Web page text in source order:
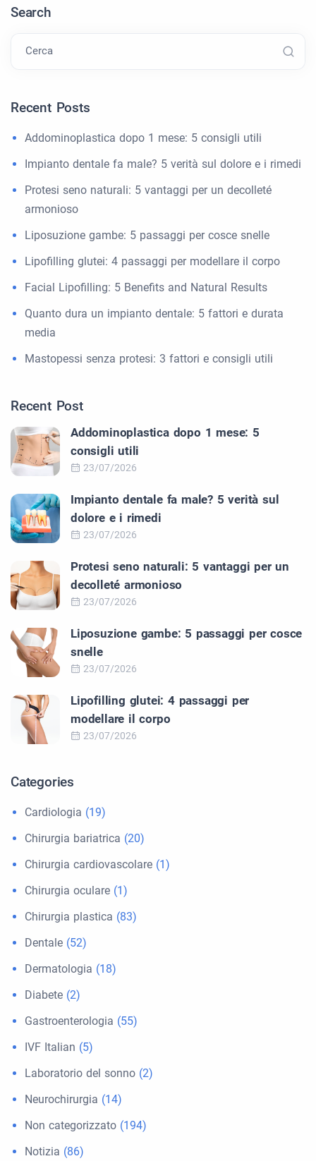
Search
Cerca
Recent Posts
Addominoplastica dopo 1 mese: 5 consigli utili
Impianto dentale fa male? 5 verità sul dolore e i rimedi
Protesi seno naturali: 5 vantaggi per un decolleté
armonioso
Liposuzione gambe: 5 passaggi per cosce snelle
Lipofilling glutei: 4 passaggi per modellare il corpo
Facial Lipofilling: 5 Benefits and Natural Results
Quanto dura un impianto dentale: 5 fattori e durata
media
Mastopessi senza protesi: 3 fattori e consigli utili
Recent Post
Addominoplastica dopo 1 mese: 5
consigli utili
23/07/2026
Impianto dentale fa male? 5 verità sul
dolore e i rimedi
23/07/2026
Protesi seno naturali: 5 vantaggi per un
decolleté armonioso
23/07/2026
Liposuzione gambe: 5 passaggi per cosce
snelle
23/07/2026
Lipofilling glutei: 4 passaggi per
modellare il corpo
23/07/2026
Categories
Cardiologia (19)
Chirurgia bariatrica (20)
Chirurgia cardiovascolare (1)
Chirurgia oculare (1)
Chirurgia plastica (83)
Dentale (52)
Dermatologia (18)
Diabete (2)
Gastroenterologia (55)
IVF Italian (5)
Laboratorio del sonno (2)
Neurochirurgia (14)
Non categorizzato (194)
Notizia (86)